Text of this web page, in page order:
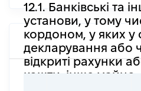
12.1. Банківські та
установи, у тому
кордоном, у яких у
декларування або
відкриті рахунки
кошти, інше майно